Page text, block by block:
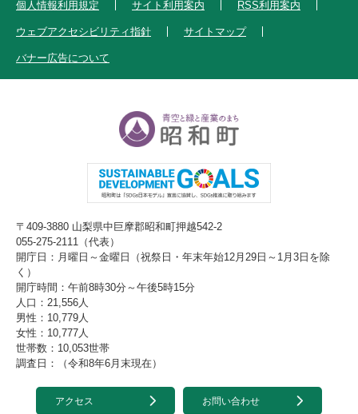
個人情報利用規定 サイト利用案内 RSS利用案内
ウェブアクセシビリティ指針 サイトマップ
バナー広告について
〒409-3880 山梨県中巨摩郡昭和町押越542-2
055-275-2111（代表）
開庁日：月曜日～金曜日（祝祭日・年末年始12月29日～1月3日を除
く）
開庁時間：午前8時30分～午後5時15分
人口：21,556人
男性：10,779人
女性：10,777人
世帯数：10,053世帯
調査日：（令和8年6月末現在）
アクセス お問い合わせ